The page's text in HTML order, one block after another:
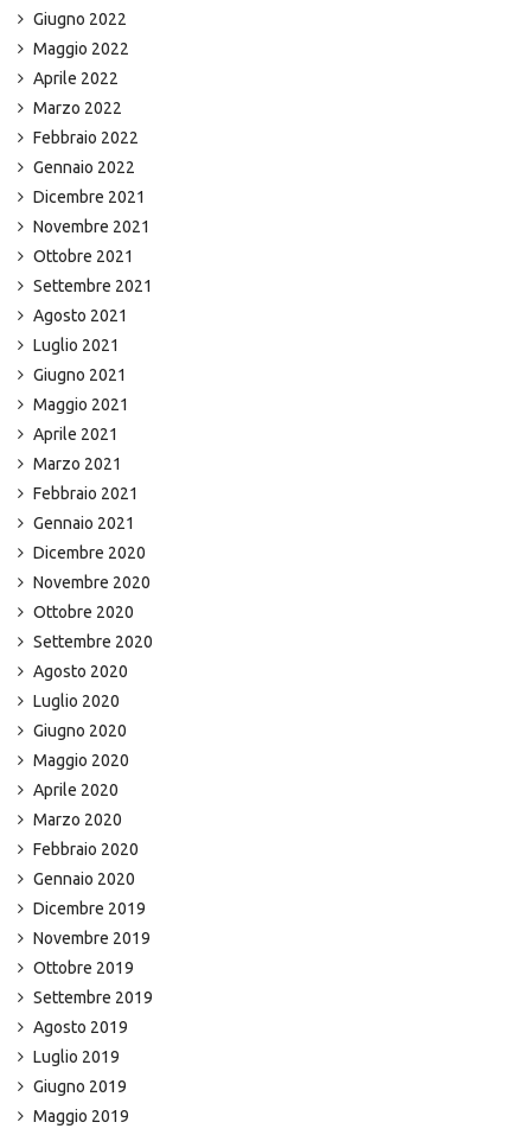
Giugno 2022
Maggio 2022
Aprile 2022
Marzo 2022
Febbraio 2022
Gennaio 2022
Dicembre 2021
Novembre 2021
Ottobre 2021
Settembre 2021
Agosto 2021
Luglio 2021
Giugno 2021
Maggio 2021
Aprile 2021
Marzo 2021
Febbraio 2021
Gennaio 2021
Dicembre 2020
Novembre 2020
Ottobre 2020
Settembre 2020
Agosto 2020
Luglio 2020
Giugno 2020
Maggio 2020
Aprile 2020
Marzo 2020
Febbraio 2020
Gennaio 2020
Dicembre 2019
Novembre 2019
Ottobre 2019
Settembre 2019
Agosto 2019
Luglio 2019
Giugno 2019
Maggio 2019